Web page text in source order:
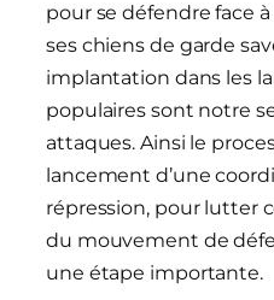
pour se défendre face à
ses chiens de garde
implantation dans les
populaires sont notre
attaques. Ainsi le
lancement d’une
répression, pour lutter
du mouvement de
une étape importante.